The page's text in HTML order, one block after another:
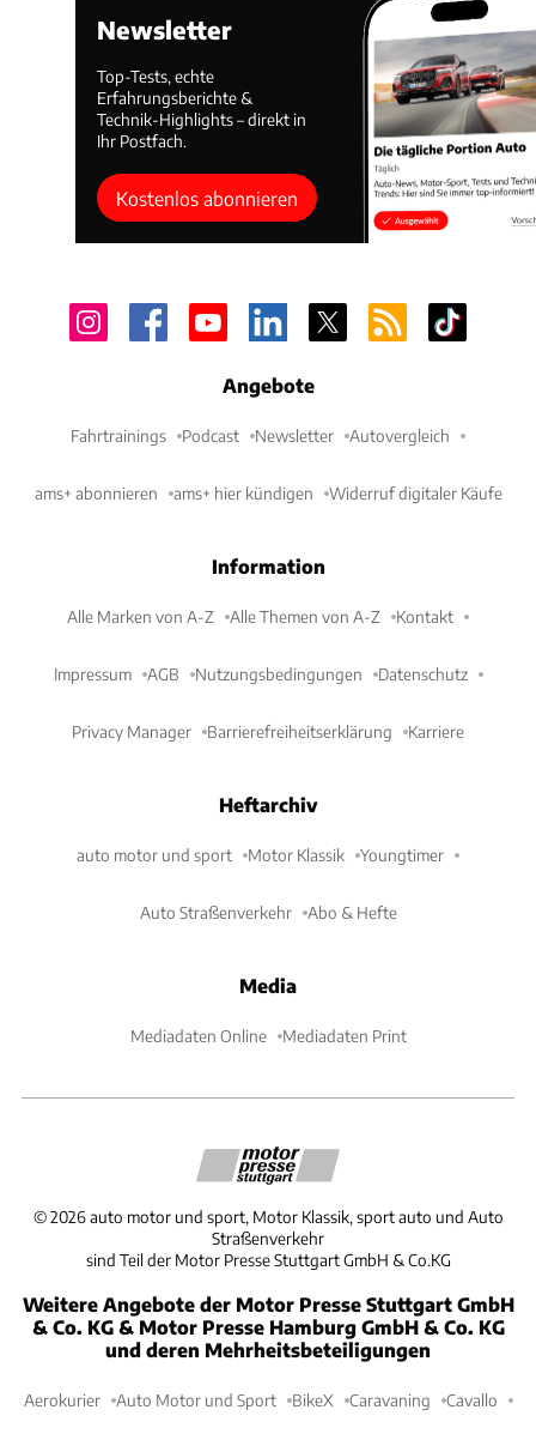
Newsletter
Top-Tests, echte
Erfahrungsberichte &
Technik-Highlights – direkt in
Ihr Postfach.
Kostenlos abonnieren
Angebote
Fahrtrainings Podcast Newsletter Autovergleich
ams+ abonnieren ams+ hier kündigen Widerruf digitaler Käufe
Information
Alle Marken von A-Z Alle Themen von A-Z Kontakt
Impressum AGB Nutzungsbedingungen Datenschutz
Privacy Manager Barrierefreiheitserklärung Karriere
Heftarchiv
auto motor und sport Motor Klassik Youngtimer
Auto Straßenverkehr Abo & Hefte
Media
Mediadaten Online Mediadaten Print
©2026 auto motor und sport, Motor Klassik, sport auto und Auto
Straßenverkehr
sind Teil der Motor Presse Stuttgart GmbH & Co.KG
Weitere Angebote der Motor Presse Stuttgart GmbH
& Co. KG & Motor Presse Hamburg GmbH & Co. KG
und deren Mehrheitsbeteiligungen
Aerokurier Auto Motor und Sport BikeX Caravaning Cavallo